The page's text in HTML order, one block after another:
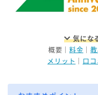
気にな
概要｜ 料金 ｜
メリット
口コ